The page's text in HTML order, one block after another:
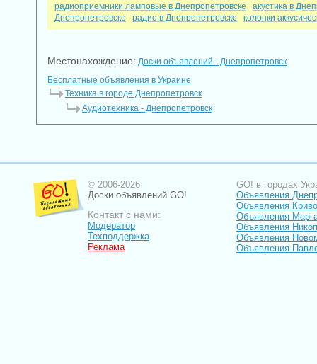
радиоприемники ламповые в Днепропетровске
акустика в
Днепропетровске
радио в Днепропетровске колонки
Местонахождение: Доски объявлений - Днепропетровск
Бесплатные объявления в Украине
Техника в городе Днепропетровск
Аудиотехника - Днепропетровск
© 2006-2026
Доски объявлений GO!
Контакт с нами:
Модератор
Техподдержка
Реклама
GO! в городах
Объявления
Объявления
Объявления
Объявления
Объявления
Объявления